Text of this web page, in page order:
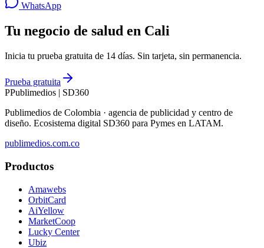
WhatsApp
Tu negocio de salud en Cali
Inicia tu prueba gratuita de 14 días. Sin tarjeta, sin permanencia.
Prueba gratuita
PPublimedios | SD360
Publimedios de Colombia · agencia de publicidad y centro de
diseño. Ecosistema digital SD360 para Pymes en LATAM.
publimedios.com.co
Productos
Amawebs
OrbitCard
AiYellow
MarketCoop
Lucky Center
Ubiz